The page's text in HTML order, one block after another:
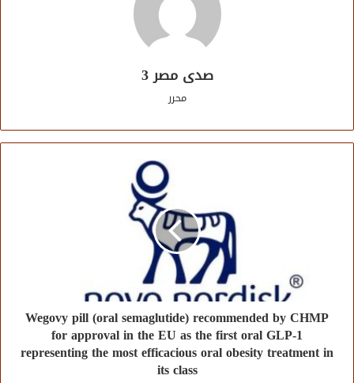
صدى مصر 3
محرر
Wegovy pill (oral semaglutide) recommended by CHMP
for approval in the EU as the first oral GLP-1
representing the most efficacious oral obesity treatment in
its class